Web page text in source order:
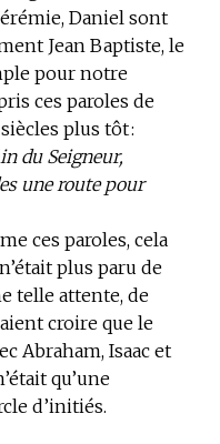
Daniel sont
Jean Baptiste, le
pour notre
ces paroles de
plus tôt :
du Seigneur,
une route pour
ces paroles, cela
plus paru de
telle attente, de
croire que le
Abraham, Isaac et
qu’une
d’initiés.